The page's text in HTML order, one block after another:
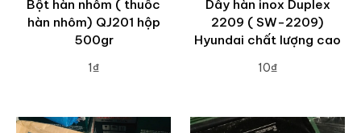
Bột hàn nhôm ( thuốc
hàn nhôm) QJ201 hộp
500gr
1₫
Dây hàn inox Duplex
2209 ( SW-2209)
Hyundai chất lượng cao
10₫